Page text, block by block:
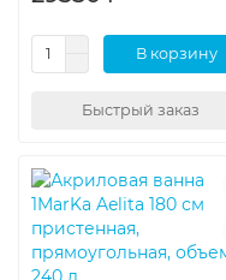
В корзину
Быстрый заказ